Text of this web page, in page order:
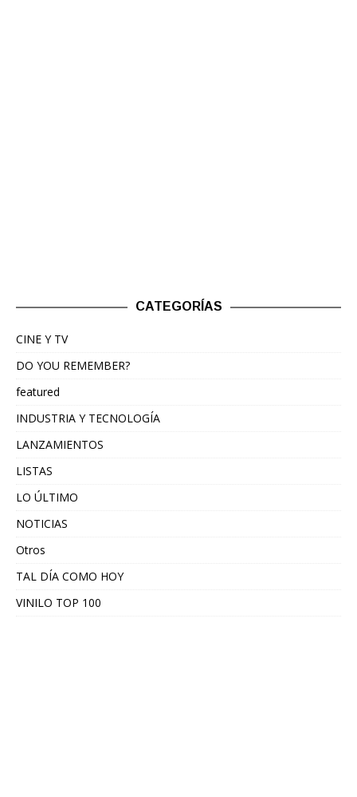
CATEGORÍAS
CINE Y TV
DO YOU REMEMBER?
featured
INDUSTRIA Y TECNOLOGÍA
LANZAMIENTOS
LISTAS
LO ÚLTIMO
NOTICIAS
Otros
TAL DÍA COMO HOY
VINILO TOP 100